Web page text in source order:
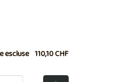
escluse 110,10 CHF